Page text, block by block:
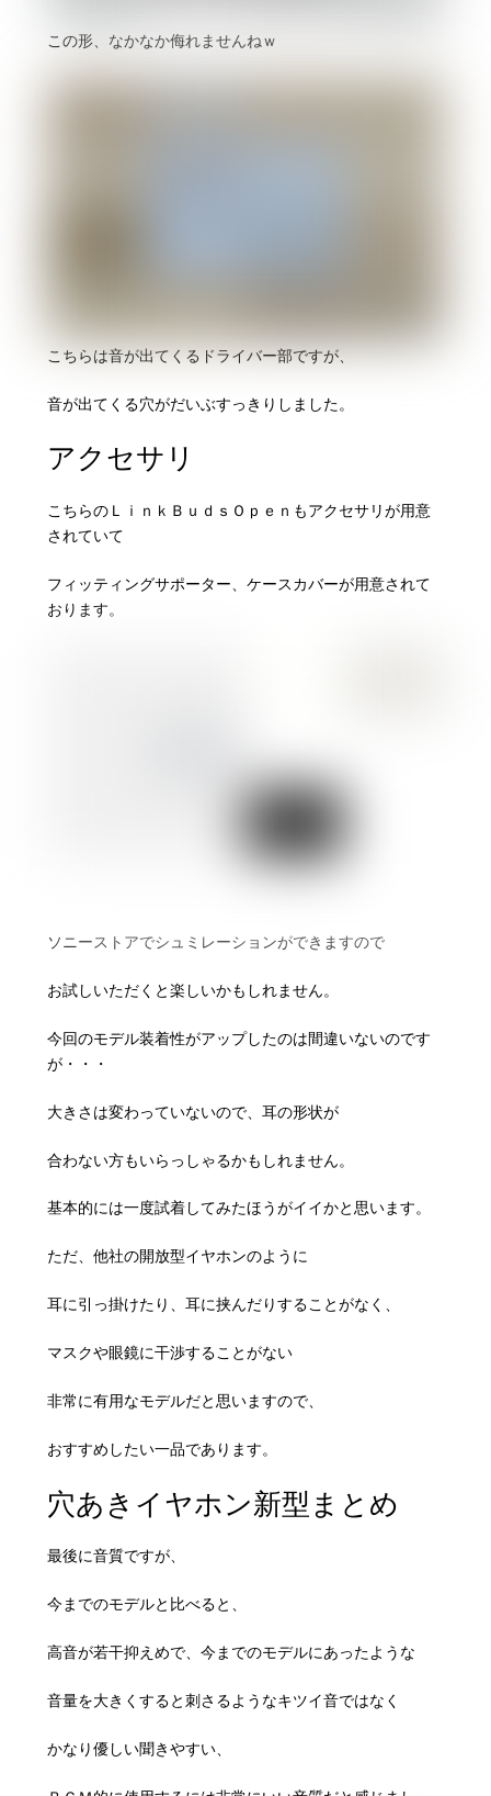
この形、なかなか侮れませんねｗ
こちらは音が出てくるドライバー部ですが、
音が出てくる穴がだいぶすっきりしました。
アクセサリ
こちらのＬｉｎｋＢｕｄｓＯｐｅｎもアクセサリが用意
されていて
フィッティングサポーター、ケースカバーが用意されて
おります。
ソニーストアでシュミレーションができますので
お試しいただくと楽しいかもしれません。
今回のモデル装着性がアップしたのは間違いないのです
が・・・
大きさは変わっていないので、耳の形状が
合わない方もいらっしゃるかもしれません。
基本的には一度試着してみたほうがイイかと思います。
ただ、他社の開放型イヤホンのように
耳に引っ掛けたり、耳に挟んだりすることがなく、
マスクや眼鏡に干渉することがない
非常に有用なモデルだと思いますので、
おすすめしたい一品であります。
穴あきイヤホン新型まとめ
最後に音質ですが、
今までのモデルと比べると、
高音が若干抑えめで、今までのモデルにあったような
音量を大きくすると刺さるようなキツイ音ではなく
かなり優しい聞きやすい、